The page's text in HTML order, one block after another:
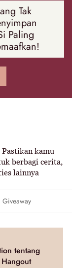
Tak
Paling
kamu
berbagi cerita,
lainnya
Giveaway
tentang